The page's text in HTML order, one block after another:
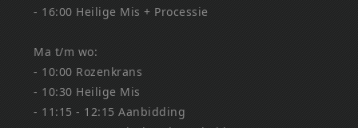
- 16:00 Heilige Mis + Processie
Ma t/m wo:
- 10:00 Rozenkrans
- 10:30 Heilige Mis
- 11:15 - 12:15 Aanbidding